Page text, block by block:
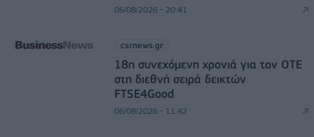
06/08/2026 - 20:41
csrnews.gr
18η συνεχόμενη χρονιά για τον ΟΤΕ
στη διεθνή σειρά δεικτών
FTSE4Good
06/08/2026 - 11:42